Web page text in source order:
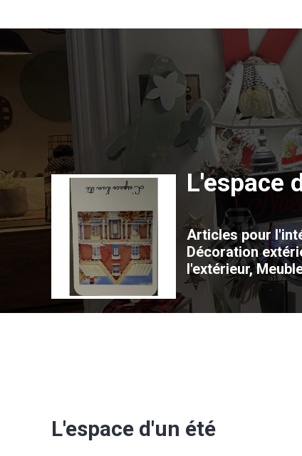
L'espace
Articles pour
Décoration
l'extérieur,
L'espace d'un été